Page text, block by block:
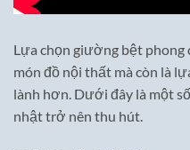
Lựa chọn giường bệt phong
món đồ nội thất mà còn là
lành hơn. Dưới đây là một
nhật trở nên thu hút.